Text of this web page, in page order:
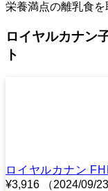
栄養満点の離乳食を
ロイヤルカナン
ト
ロイヤルカナン
¥3,916
（2024/09/